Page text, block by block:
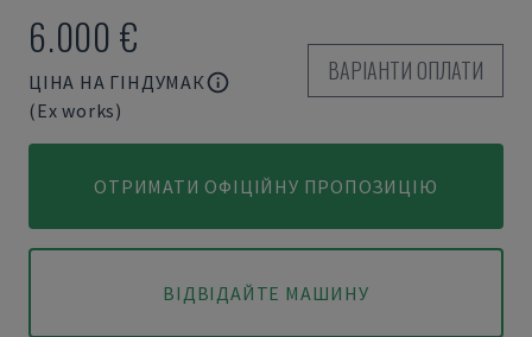
6.000 €
ЦІНА НА ГІНДУМАК
(Ex works)
ВАРІАНТИ ОПЛАТИ
ОТРИМАТИ ОФІЦІЙНУ ПРОПОЗИЦІЮ
ВІДВІДАЙТЕ МАШИНУ